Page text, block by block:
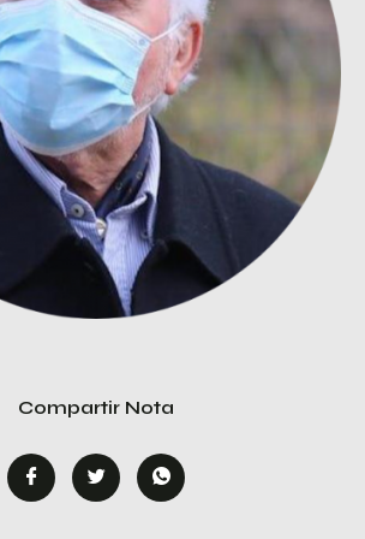
Compartir Nota